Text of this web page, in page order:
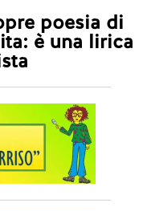
poesia di
è una lirica